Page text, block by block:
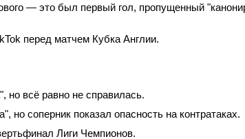
— это был первый гол, пропущенный
перед матчем Кубка Англии.
но всё равно не справилась.
соперник показал опасность на контратаках.
Лиги Чемпионов.